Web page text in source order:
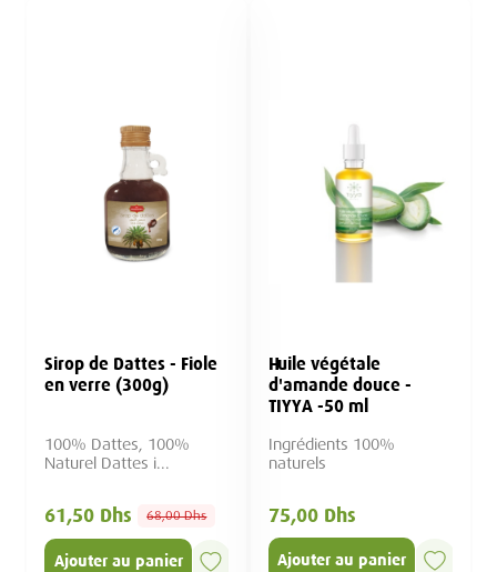
Sirop de Dattes - Fiole
en verre (300g)
100% Dattes, 100%
Naturel Dattes i...
61,50 Dhs 68,00 Dhs
Ajouter au panier
Huile végétale
d'amande douce -
TIYYA -50 ml
Ingrédients 100%
naturels
75,00 Dhs
Ajouter au panier